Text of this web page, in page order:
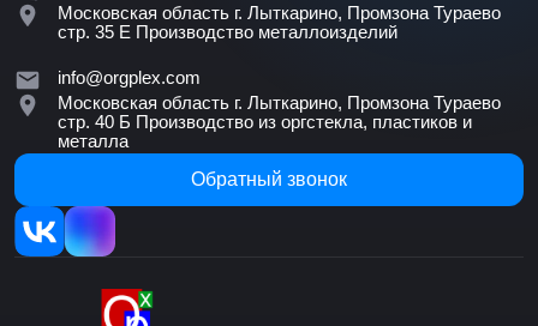
Московская область г. Лыткарино, Промзона Тураево
стр. 35 Е Производство металлоизделий
info@orgplex.com
Московская область г. Лыткарино, Промзона Тураево
стр. 40 Б Производство из оргстекла, пластиков и
металла
Обратный звонок